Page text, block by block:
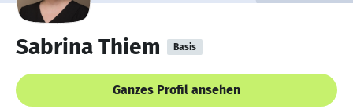
Sabrina Thiem Basis
Ganzes Profil ansehen